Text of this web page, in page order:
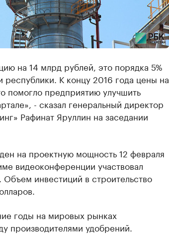
на 14 млрд рублей, это порядка 5%
республики. К концу 2016 года цены на
помогло предприятию улучшить
- сказал генеральный директор
Рафинат Яруллин на заседании
на проектную мощность 12 февраля
видеоконференции участвовал
инвестиций в строительство
годы на мировых рынках
производителями удобрений.